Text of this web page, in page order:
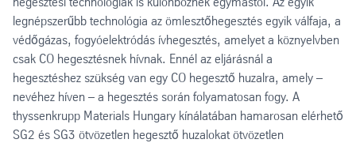
legnépszerűbb technológia az ömlesztőhegesztés egyik válfaja, a
védőgázas, fogyóelektródás ívhegesztés, amelyet a köznyelvben
csak CO hegesztésnek hívnak. Ennél az eljárásnál a
hegesztéshez szükség van egy CO hegesztő huzalra, amely –
nevéhez híven – a hegesztés során folyamatosan fogy. A
thyssenkrupp Materials Hungary kínálatában hamarosan elérhető
SG2 és SG3 ötvözetlen hegesztő huzalokat ötvözetlen